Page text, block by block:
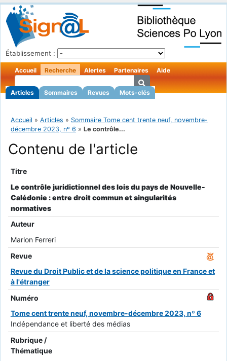
Établissement :
Accueil Recherche
Articles Sommaires Revues Mots-clés
Alertes Partenaires Aide
Accueil » Articles » Sommaire Tome cent trente neuf, novembre-
décembre 2023, nº 6 » Le contrôle...
Contenu de l'article
Titre
Le contrôle juridictionnel des lois du pays de Nouvelle-
Calédonie : entre droit commun et singularités
normatives
Auteur
Marlon Ferreri
Revue
Revue du Droit Public et de la science politique en France et
à l'étranger
Numéro
Tome cent trente neuf, novembre-décembre 2023, nº 6
Indépendance et liberté des médias
Rubrique /
Thématique